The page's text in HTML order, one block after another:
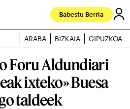
Babestu Berria
ARABA BIZKAIA GIPUZKOA
Foru Aldundiari
ixteko» Buesa
taldeek